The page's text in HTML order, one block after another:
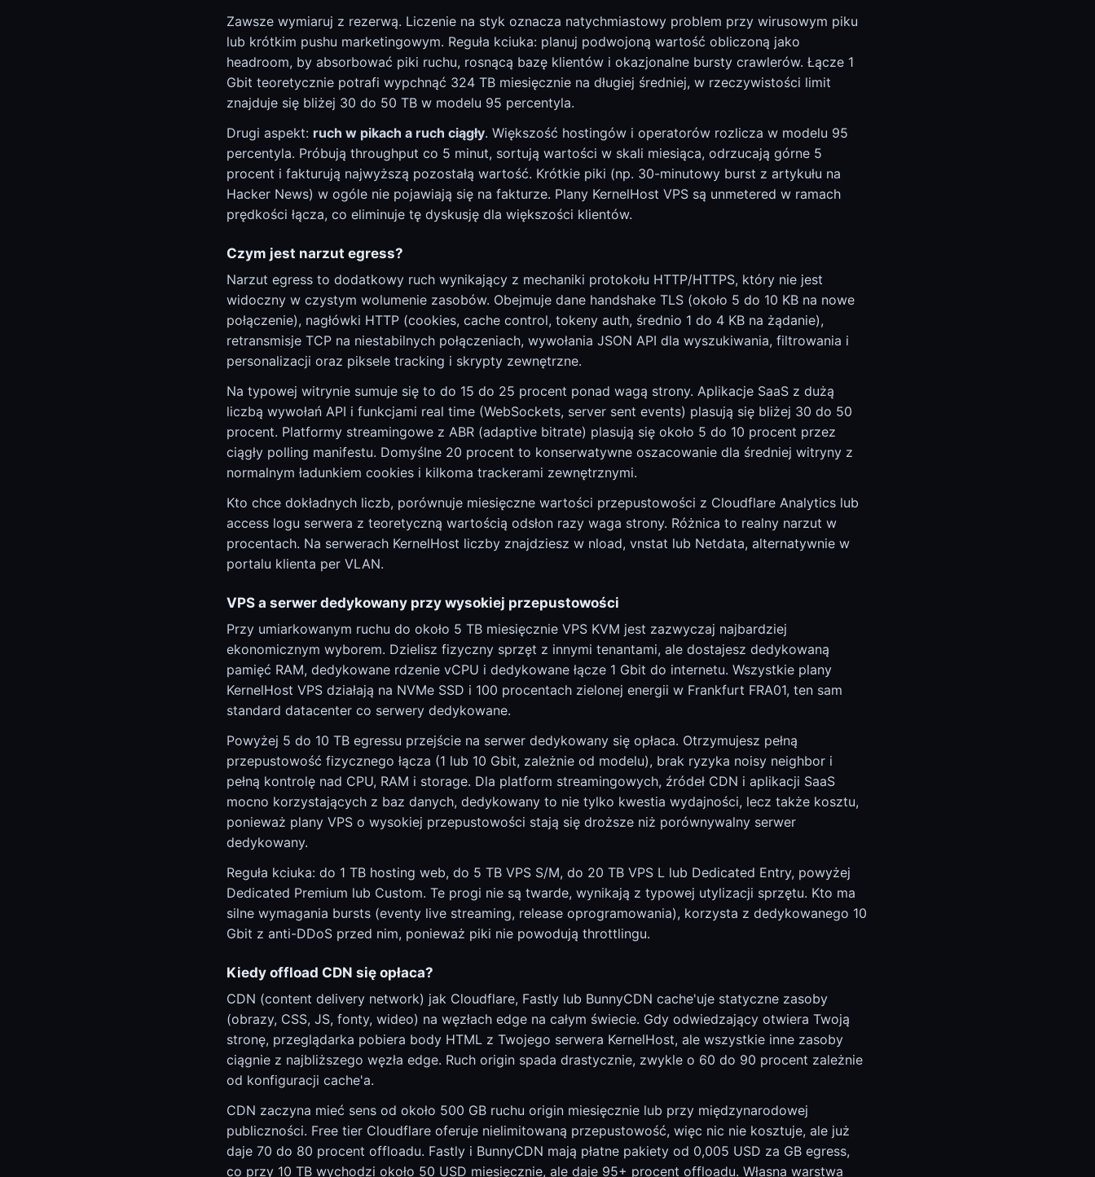
Zawsze wymiaruj z rezerwą. Liczenie na styk oznacza natychmiastowy problem przy wirusowym piku
lub krótkim pushu marketingowym. Reguła kciuka: planuj podwojoną wartość obliczoną jako
headroom, by absorbować piki ruchu, rosnącą bazę klientów i okazjonalne bursty crawlerów. Łącze 1
Gbit teoretycznie potrafi wypchnąć 324 TB miesięcznie na długiej średniej, w rzeczywistości limit
znajduje się bliżej 30 do 50 TB w modelu 95 percentyla.
Drugi aspekt: ruch w pikach a ruch ciągły. Większość hostingów i operatorów rozlicza w modelu 95
percentyla. Próbują throughput co 5 minut, sortują wartości w skali miesiąca, odrzucają górne 5
procent i fakturują najwyższą pozostałą wartość. Krótkie piki (np. 30-minutowy burst z artykułu na
Hacker News) w ogóle nie pojawiają się na fakturze. Plany KernelHost VPS są unmetered w ramach
prędkości łącza, co eliminuje tę dyskusję dla większości klientów.
Czym jest narzut egress?
Narzut egress to dodatkowy ruch wynikający z mechaniki protokołu HTTP/HTTPS, który nie jest
widoczny w czystym wolumenie zasobów. Obejmuje dane handshake TLS (około 5 do 10 KB na nowe
połączenie), nagłówki HTTP (cookies, cache control, tokeny auth, średnio 1 do 4 KB na żądanie),
retransmisje TCP na niestabilnych połączeniach, wywołania JSON API dla wyszukiwania, filtrowania i
personalizacji oraz piksele tracking i skrypty zewnętrzne.
Na typowej witrynie sumuje się to do 15 do 25 procent ponad wagą strony. Aplikacje SaaS z dużą
liczbą wywołań API i funkcjami real time (WebSockets, server sent events) plasują się bliżej 30 do 50
procent. Platformy streamingowe z ABR (adaptive bitrate) plasują się około 5 do 10 procent przez
ciągły polling manifestu. Domyślne 20 procent to konserwatywne oszacowanie dla średniej witryny z
normalnym ładunkiem cookies i kilkoma trackerami zewnętrznymi.
Kto chce dokładnych liczb, porównuje miesięczne wartości przepustowości z Cloudflare Analytics lub
access logu serwera z teoretyczną wartością odsłon razy waga strony. Różnica to realny narzut w
procentach. Na serwerach KernelHost liczby znajdziesz w nload, vnstat lub Netdata, alternatywnie w
portalu klienta per VLAN.
VPS a serwer dedykowany przy wysokiej przepustowości
Przy umiarkowanym ruchu do około 5 TB miesięcznie VPS KVM jest zazwyczaj najbardziej
ekonomicznym wyborem. Dzielisz fizyczny sprzęt z innymi tenantami, ale dostajesz dedykowaną
pamięć RAM, dedykowane rdzenie vCPU i dedykowane łącze 1 Gbit do internetu. Wszystkie plany
KernelHost VPS działają na NVMe SSD i 100 procentach zielonej energii w Frankfurt FRA01, ten sam
standard datacenter co serwery dedykowane.
Powyżej 5 do 10 TB egressu przejście na serwer dedykowany się opłaca. Otrzymujesz pełną
przepustowość fizycznego łącza (1 lub 10 Gbit, zależnie od modelu), brak ryzyka noisy neighbor i
pełną kontrolę nad CPU, RAM i storage. Dla platform streamingowych, źródeł CDN i aplikacji SaaS
mocno korzystających z baz danych, dedykowany to nie tylko kwestia wydajności, lecz także kosztu,
ponieważ plany VPS o wysokiej przepustowości stają się droższe niż porównywalny serwer
dedykowany.
Reguła kciuka: do 1 TB hosting web, do 5 TB VPS S/M, do 20 TB VPS L lub Dedicated Entry, powyżej
Dedicated Premium lub Custom. Te progi nie są twarde, wynikają z typowej utylizacji sprzętu. Kto ma
silne wymagania bursts (eventy live streaming, release oprogramowania), korzysta z dedykowanego 10
Gbit z anti-DDoS przed nim, ponieważ piki nie powodują throttlingu.
Kiedy offload CDN się opłaca?
CDN (content delivery network) jak Cloudflare, Fastly lub BunnyCDN cache'uje statyczne zasoby
(obrazy, CSS, JS, fonty, wideo) na węzłach edge na całym świecie. Gdy odwiedzający otwiera Twoją
stronę, przeglądarka pobiera body HTML z Twojego serwera KernelHost, ale wszystkie inne zasoby
ciągnie z najbliższego węzła edge. Ruch origin spada drastycznie, zwykle o 60 do 90 procent zależnie
od konfiguracji cache'a.
CDN zaczyna mieć sens od około 500 GB ruchu origin miesięcznie lub przy międzynarodowej
publiczności. Free tier Cloudflare oferuje nielimitowaną przepustowość, więc nic nie kosztuje, ale już
daje 70 do 80 procent offloadu. Fastly i BunnyCDN mają płatne pakiety od 0,005 USD za GB egress,
co przy 10 TB wychodzi około 50 USD miesięcznie, ale daje 95+ procent offloadu. Własna warstwa